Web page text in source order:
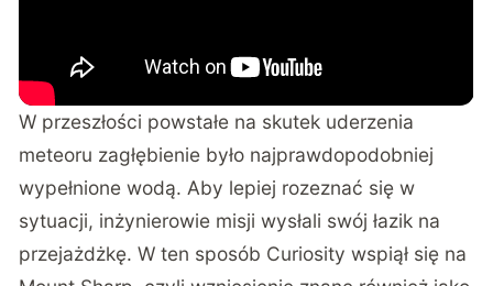
W przeszłości powstałe na skutek uderzenia
meteoru zagłębienie było najprawdopodobniej
wypełnione wodą. Aby lepiej rozeznać się w
sytuacji, inżynierowie misji wysłali swój łazik na
przejażdżkę. W ten sposób Curiosity wspiął się na